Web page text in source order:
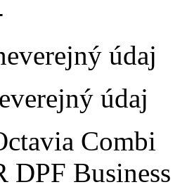
údaj
údaj